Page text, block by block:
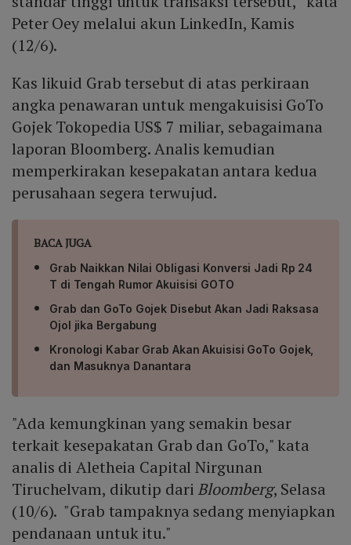
Peter Oey melalui akun LinkedIn, Kamis
(12/6).
Kas likuid Grab tersebut di atas perkiraan
angka penawaran untuk mengakuisisi GoTo
Gojek Tokopedia US$ 7 miliar, sebagaimana
laporan Bloomberg. Analis kemudian
memperkirakan kesepakatan antara kedua
perusahaan segera terwujud.
BACA JUGA
Grab Naikkan Nilai Obligasi Konversi Jadi Rp 24
T di Tengah Rumor Akuisisi GOTO
Grab dan GoTo Gojek Disebut Akan Jadi Raksasa
Ojol jika Bergabung
Kronologi Kabar Grab Akan Akuisisi GoTo Gojek,
dan Masuknya Danantara
"Ada kemungkinan yang semakin besar
terkait kesepakatan Grab dan GoTo," kata
analis di Aletheia Capital Nirgunan
Tiruchelvam, dikutip dari Bloomberg, Selasa
(10/6). "Grab tampaknya sedang menyiapkan
pendanaan untuk itu."